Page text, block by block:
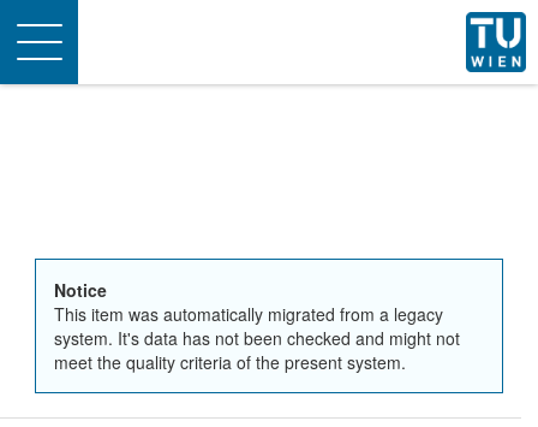
Toggle
navigation
Notice
This item was automatically migrated from a legacy
system. It's data has not been checked and might not
meet the quality criteria of the present system.